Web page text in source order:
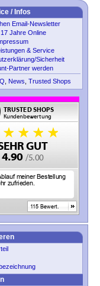
/ Infos
Email-Newsletter
Jahre Online
& Service
Sicherheit
Partner werden
News Trusted Shops